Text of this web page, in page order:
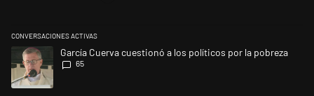
CONVERSACIONES ACTIVAS
Este listado muestra los artículos con más comentarios en los últimos
Un artículo de tendencia con el título "García Cuerva cuestionó a los
García Cuerva cuestionó a los políticos por la pobreza
65